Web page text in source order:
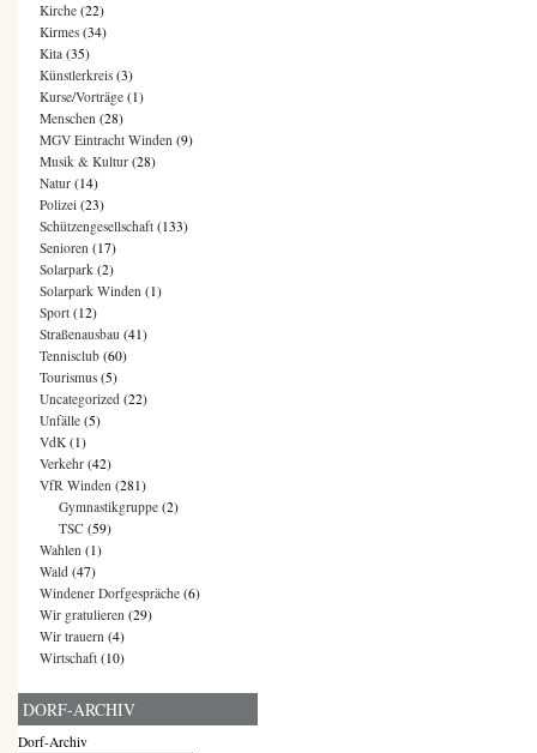
Kirche (22)
Kirmes (34)
Kita (35)
Künstlerkreis (3)
Kurse/Vorträge (1)
Menschen (28)
MGV Eintracht Winden (9)
Musik & Kultur (28)
Natur (14)
Polizei (23)
Schützengesellschaft (133)
Senioren (17)
Solarpark (2)
Solarpark Winden (1)
Sport (12)
Straßenausbau (41)
Tennisclub (60)
Tourismus (5)
Uncategorized (22)
Unfälle (5)
VdK (1)
Verkehr (42)
VfR Winden (281)
Gymnastikgruppe (2)
TSC (59)
Wahlen (1)
Wald (47)
Windener Dorfgespräche (6)
Wir gratulieren (29)
Wir trauern (4)
Wirtschaft (10)
DORF-ARCHIV
Dorf-Archiv